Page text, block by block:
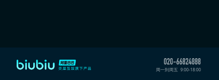
周一到周五 9:00-18:00